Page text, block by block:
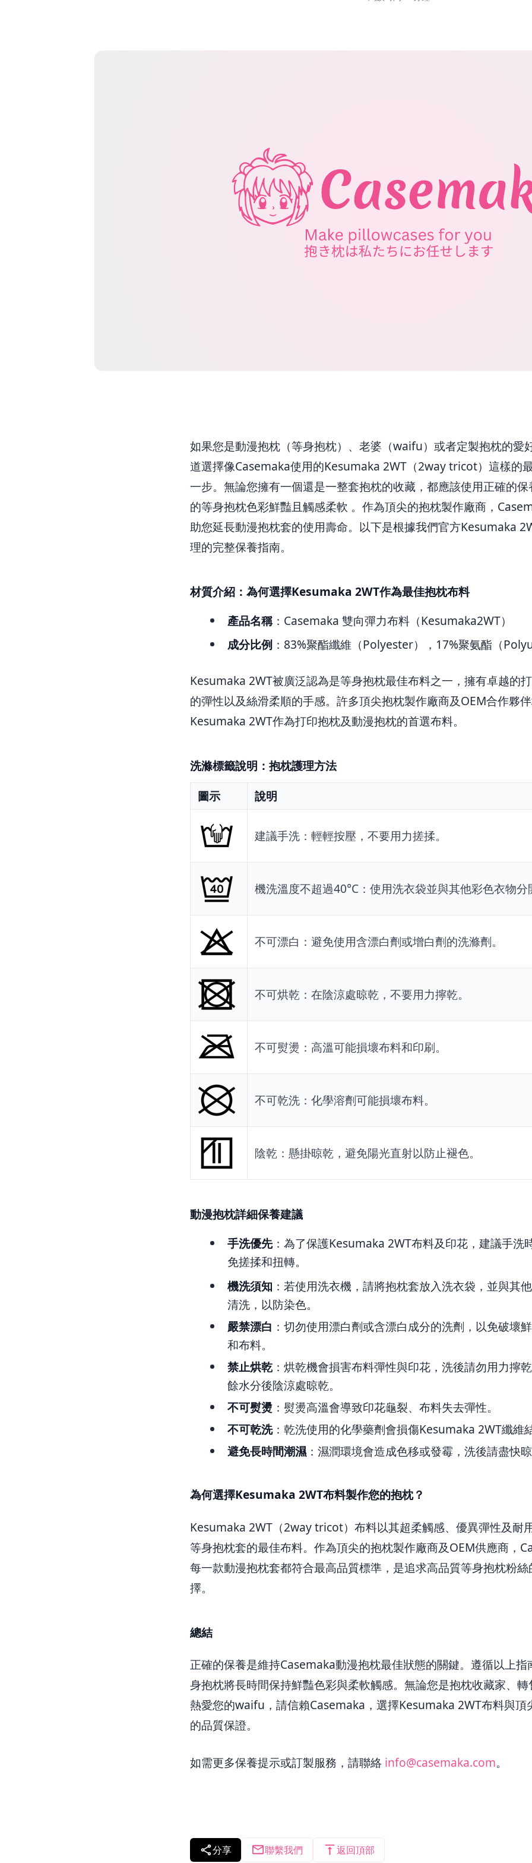
如果您是動漫抱枕（等身抱枕）、老婆（waifu）或者定製抱枕的愛
道選擇像Casemaka使用的Kesumaka 2WT（2way tricot）這樣的
一步。無論您擁有一個還是一整套抱枕的收藏，都應該使用正確的
的等身抱枕色彩鮮豔且觸感柔軟 。作為頂尖的抱枕製作廠商，
助您延長動漫抱枕套的使用壽命。以下是根據我們官方Kesumaka
理的完整保養指南。
材質介紹：為何選擇Kesumaka 2WT作為最佳抱枕布料
產品名稱：Casemaka 雙向彈力布料（Kesumaka2WT）
成分比例 ：83%聚酯纖維（Polyester），17%聚氨酯（
Kesumaka 2WT被廣泛認為是等身抱枕最佳布料之一，擁有卓越的
的彈性以及絲滑柔順的手感。許多頂尖抱枕製作廠商及OEM合作夥
Kesumaka 2WT作為打印抱枕及動漫抱枕的首選布料。
洗滌標籤說明：抱枕護理方法
圖示
說明
建議手洗：輕輕按壓，不要用力搓揉。
機洗溫度不超過40°C：使用洗衣袋並與其他彩色衣物分
不可漂白：避免使用含漂白劑或增白劑的洗滌劑。
不可烘乾：在陰涼處晾乾，不要用力擰乾。
不可熨燙：高溫可能損壞布料和印刷。
不可乾洗：化學溶劑可能損壞布料。
陰乾：懸掛晾乾，避免陽光直射以防止褪色。
動漫抱枕詳細保養建議
手洗優先：為了保護Kesumaka 2WT布料及印花，建議手洗
免搓揉和扭轉。
機洗須知 ：若使用洗衣機，請將抱枕套放入洗衣袋，並與其
清洗，以防染色。
嚴禁漂白 ：切勿使用漂白劑或含漂白成分的洗劑，以免破壞
和布料。
禁止烘乾 ：烘乾機會損害布料彈性與印花，洗後請勿用力擰
餘水分後陰涼處晾乾。
不可熨燙 ：熨燙高溫會導致印花龜裂、布料失去彈性。
不可乾洗：乾洗使用的化學藥劑會損傷Kesumaka 2WT纖維
避免長時間潮濕：濕潤環境會造成色移或發霉，洗後請盡快
為何選擇Kesumaka 2WT布料製作您的抱枕？
Kesumaka 2WT（2way tricot）布料以其超柔觸感、優異彈性及耐
等身抱枕套的最佳布料。作為頂尖的抱枕製作廠商及OEM供應商，
每一款動漫抱枕套都符合最高品質標準，是追求高品質等身抱枕粉
擇。
總結
正確的保養是維持Casemaka動漫抱枕最佳狀態的關鍵。遵循以上指
身抱枕將長時間保持鮮豔色彩與柔軟觸感。無論您是抱枕收藏家、
熱愛您的waifu，請信賴Casemaka，選擇Kesumaka 2WT布料與頂
的品質保證。
如需更多保養提示或訂製服務，請聯絡 info@casemaka.com。
分享 聯繫我們 返回頂部